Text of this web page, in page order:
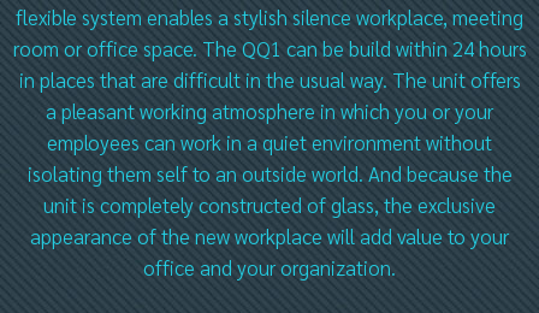
flexible system enables a stylish silence workplace, meeting
room or office space. The QQ1 can be build within 24 hours
in places that are difficult in the usual way. The unit offers
a pleasant working atmosphere in which you or your
employees can work in a quiet environment without
isolating them self to an outside world. And because the
unit is completely constructed of glass, the exclusive
appearance of the new workplace will add value to your
office and your organization.